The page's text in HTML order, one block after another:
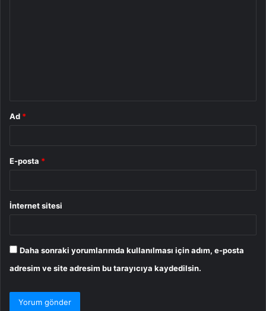
Ad *
E-posta *
İnternet sitesi
Daha sonraki yorumlarımda kullanılması için adım, e-posta
adresim ve site adresim bu tarayıcıya kaydedilsin.